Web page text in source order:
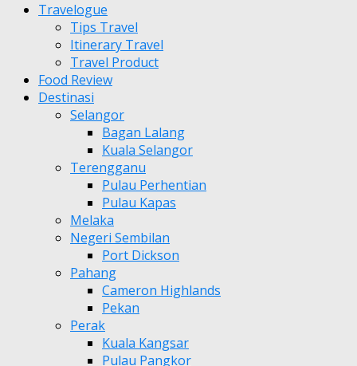
Travelogue
Tips Travel
Itinerary Travel
Travel Product
Food Review
Destinasi
Selangor
Bagan Lalang
Kuala Selangor
Terengganu
Pulau Perhentian
Pulau Kapas
Melaka
Negeri Sembilan
Port Dickson
Pahang
Cameron Highlands
Pekan
Perak
Kuala Kangsar
Pulau Pangkor